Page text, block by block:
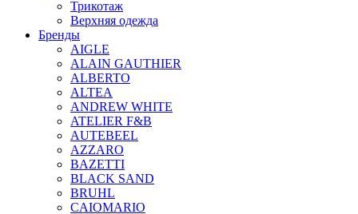
Трикотаж
Верхняя одежда
Бренды
AIGLE
ALAIN GAUTHIER
ALBERTO
ALTEA
ANDREW WHITE
ATELIER F&B
AUTEBEEL
AZZARO
BAZETTI
BLACK SAND
BRUHL
CAIOMARIO